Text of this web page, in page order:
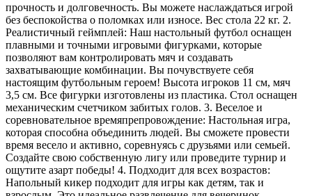
прочность и долговечность. Вы можете наслаждаться игрой
без беспокойства о поломках или износе. Вес стола 22 кг. 2.
Реалистичный геймплей: Наш настольный футбол оснащен
плавными и точными игровыми фигурками, которые
позволяют вам контролировать мяч и создавать
захватывающие комбинации. Вы почувствуете себя
настоящим футбольным героем! Высота игроков 11 см, мяч
3,5 см. Все фигурки изготовлены из пластика. Стол оснащен
механическим счетчиком забитых голов. 3. Веселое и
соревновательное времяпрепровождение: Настольная игра,
которая способна объединить людей. Вы сможете провести
время весело и активно, соревнуясь с друзьями или семьей.
Создайте свою собственную лигу или проведите турнир и
ощутите азарт победы! 4. Подходит для всех возрастов:
Напольный кикер подходит для игры как детям, так и